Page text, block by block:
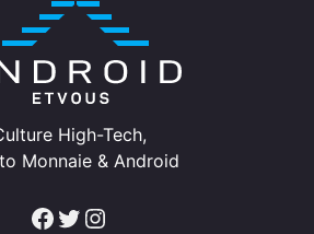
High-Tech,
Monnaie & Android
Facebook Twitter Instagram